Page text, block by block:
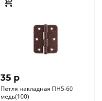
35 p
Петля накладная ПН5-60
медь(100)